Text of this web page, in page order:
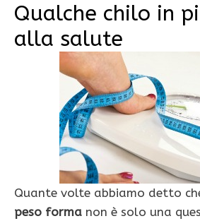
Qualche chilo in
alla salute
Quante volte abbiamo detto
peso forma non è solo una